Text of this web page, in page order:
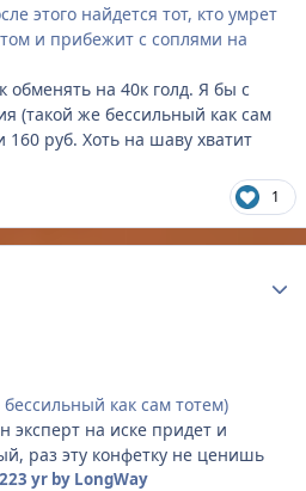
этого найдется тот, кто умрет
и прибежит с соплями на
обменять на 40к голд. Я бы с
(такой же бессильный как сам
160 руб. Хоть на шаву хватит
1
как сам тотем)
эксперт на иске придет и
раз эту конфетку не ценишь
3 yrby LongWay